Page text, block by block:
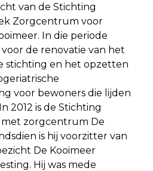
van de Stichting
Zorgcentrum voor
In die periode
de renovatie van het
stichting en het opzetten
voor bewoners die lijden
2012 is de Stichting
met zorgcentrum De
is hij voorzitter van
De Kooimeer
Hij was mede